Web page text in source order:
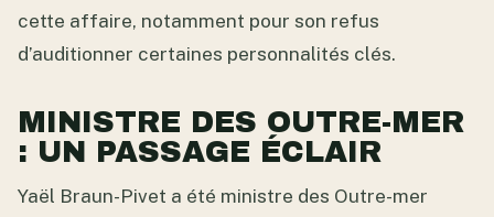
cette affaire, notamment pour son refus
d’auditionner certaines personnalités clés.
MINISTRE DES OUTRE-MER
: UN PASSAGE ÉCLAIR
Yaël Braun-Pivet a été ministre des Outre-mer